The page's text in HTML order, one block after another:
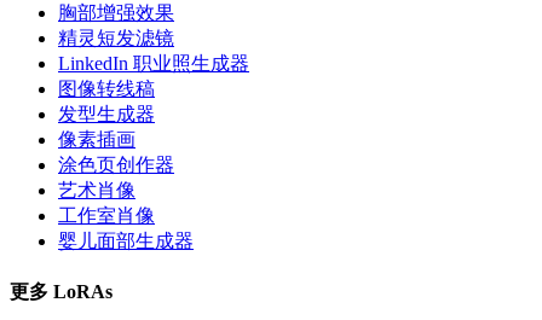
胸部增强效果
精灵短发滤镜
LinkedIn 职业照生成器
图像转线稿
发型生成器
像素插画
涂色页创作器
艺术肖像
工作室肖像
婴儿面部生成器
更多 LoRAs